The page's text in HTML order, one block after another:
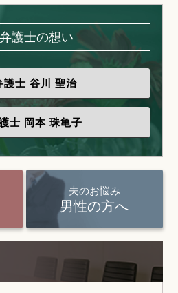
護士の想い
護士 谷川 聖治
士 岡本 珠亀子
夫のお悩み
男性の方へ